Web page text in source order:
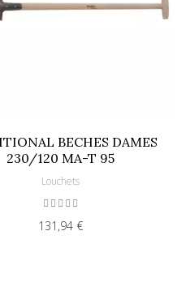
BECHES DAMES
230/120 MA-T 95
Louchets
131,94 €